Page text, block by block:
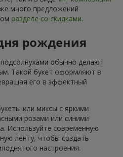
много предложений
разделе со скидками.
рождения
подсолнухами обычно делают
Такой букет оформляют в
его в эффектный
или миксы с яркими
розами или синими
Используйте современную
ленту, чтобы создать
настроения.